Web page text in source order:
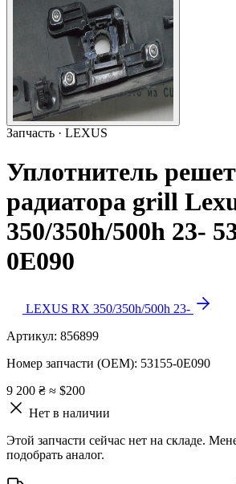
Запчасть · LEXUS
Уплотнитель
радиатора grill
350/350h/500h 23-
0E090
LEXUS RX 350/350h/500h 23-
Артикул: 856899
Номер запчасти (OEM): 53155-0E090
9 200 ₴ ≈ $200
Нет в наличии
Этой запчасти сейчас нет на складе.
подобрать аналог.